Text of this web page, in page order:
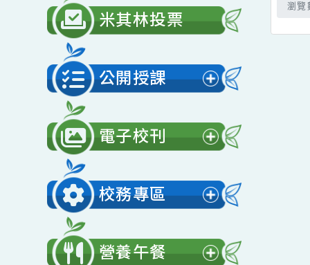
選
單
展
選
米其林投票
公開授課
展
選
電子校刊
展
開
選
校務專區